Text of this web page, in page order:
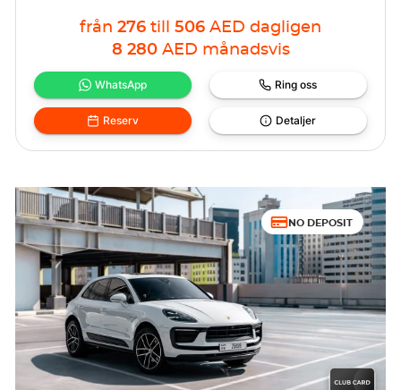
från 276 till 506 AED dagligen
8 280 AED månadsvis
WhatsApp Ring oss
Reserv Detaljer
NO DEPOSIT